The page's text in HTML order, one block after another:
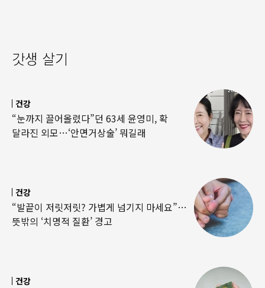
갓생 살기
건강
“눈까지 끌어올렸다”던 63세 윤영미, 확
달라진 외모…‘안면거상술’ 뭐길래
건강
“발끝이 저릿저릿? 가볍게 넘기지 마세요”…
뜻밖의 ‘치명적 질환’ 경고
건강